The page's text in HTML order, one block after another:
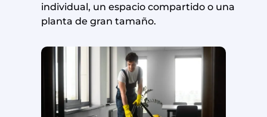
individual, un espacio compartido o una
planta de gran tamaño.